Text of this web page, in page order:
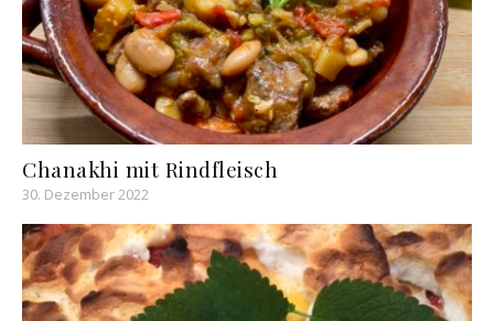
Chanakhi mit Rindfleisch
30. Dezember 2022